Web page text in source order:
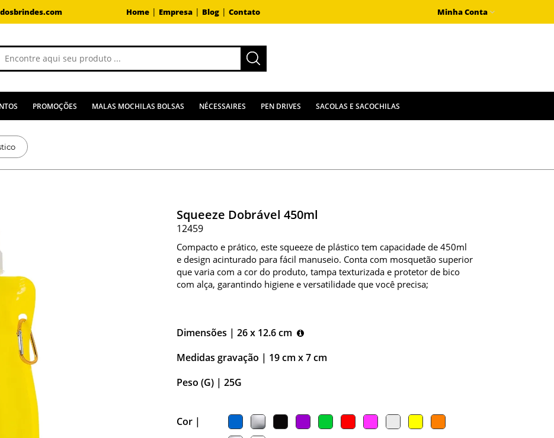
Home| Empresa| Blog| Contato Minha Conta
PROMOÇÕES MALAS MOCHILAS BOLSAS NÉCESSAIRES PEN DRIVES SACOLAS E SACOCHILAS
Squeeze Dobrável 450ml
12459
Compacto e prático, este squeeze de plástico tem capacidade de 450ml
e design acinturado para fácil manuseio. Conta com mosquetão superior
que varia com a cor do produto, tampa texturizada e protetor de bico
com alça, garantindo higiene e versatilidade que você precisa;
Dimensões | 26 x 12.6 cm
Medidas gravação | 19 cm x 7 cm
Peso (G) | 25G
Cor |